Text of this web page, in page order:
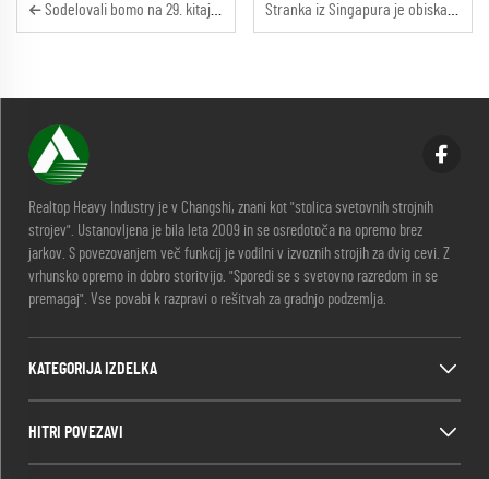
Sodelovali bomo na 29. kitajski mednarodni konferenci in razstavi brezizkopnih tehnologij (ITTC 2026)
Realtop Heavy Industry je v Changshi, znani kot "stolica svetovnih strojnih
strojev". Ustanovljena je bila leta 2009 in se osredotoča na opremo brez
jarkov. S povezovanjem več funkcij je vodilni v izvoznih strojih za dvig cevi. Z
vrhunsko opremo in dobro storitvijo. "Sporedi se s svetovno razredom in se
premagaj". Vse povabi k razpravi o rešitvah za gradnjo podzemlja.
KATEGORIJA IZDELKA
HITRI POVEZAVI